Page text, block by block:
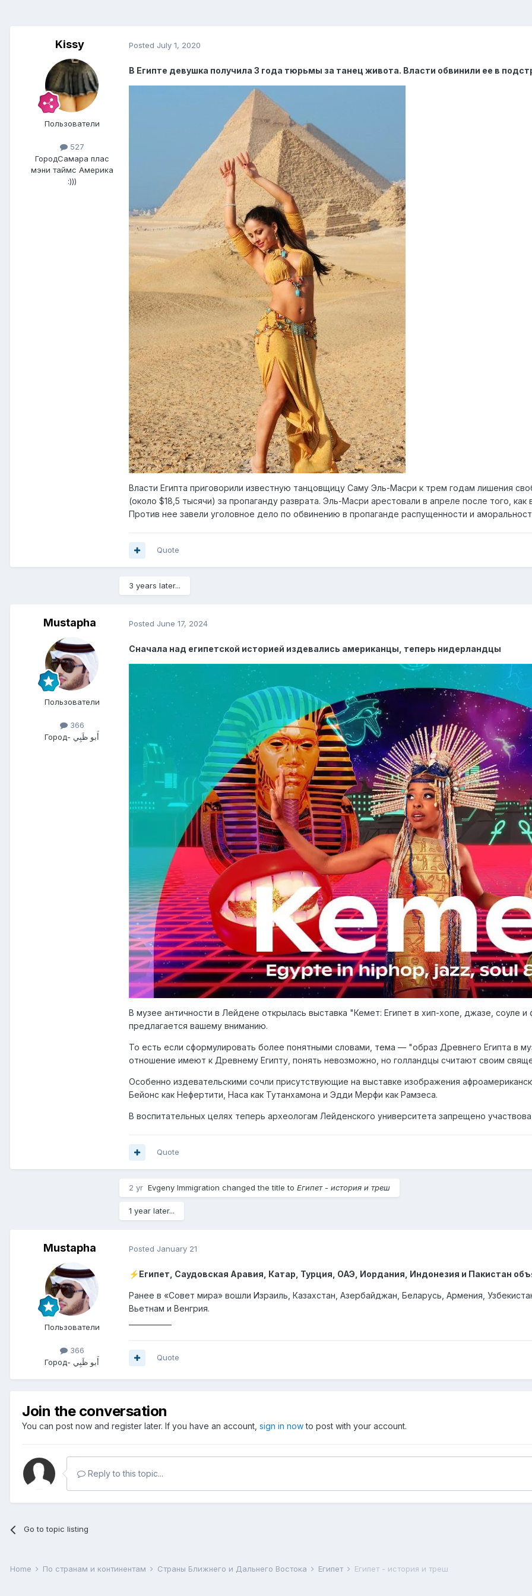
Kissy
Пользователи
527
ГородСамара плас
мэни таймс Америка
:)))
Posted July 1, 2020
В Египте девушка получила 3 года тюрьмы за танец живота. Власти обвинили ее в
Власти Египта приговорили известную танцовщицу Саму Эль-Масри к трем годам лишения
(около $18,5 тысячи) за пропаганду разврата. Эль-Масри арестовали в апреле после того,
Против нее завели уголовное дело по обвинению в пропаганде распущенности и
Quote
3 years later...
Mustapha
Пользователи
366
Город
Posted June 17, 2024
Сначала над египетской историей издевались американцы, теперь нидерландцы
В музее античности в Лейдене открылась выставка "Кемет: Египет в хип-хопе, джазе, соуле
предлагается вашему вниманию.
То есть если сформулировать более понятными словами, тема — "образ Древнего Египта в
отношение имеют к Древнему Египту, понять невозможно, но голландцы считают своим
Особенно издевательскими сочли присутствующие на выставке изображения
Бейонс как Нефертити, Наса как Тутанхамона и Эдди Мерфи как Рамзеса.
В воспитательных целях теперь археологам Лейденского университета запрещено
Quote
2 yr Evgeny Immigration changed the title to Египет - история и треш
1 year later...
Mustapha
Пользователи
366
Город
Posted January 21
⚡Египет, Саудовская Аравия, Катар, Турция, ОАЭ, Иордания, Индонезия и Пакистан
Ранее в «Совет мира» вошли Израиль, Казахстан, Азербайджан, Беларусь, Армения,
Вьетнам и Венгрия.
Quote
Join the conversation
You can post now and register later. If you have an account, sign in nowto post with your account.
Reply to this topic...
Go to topic listing
Home По странам и континентам Страны Ближнего и Дальнего Востока Египет Египет - история и треш